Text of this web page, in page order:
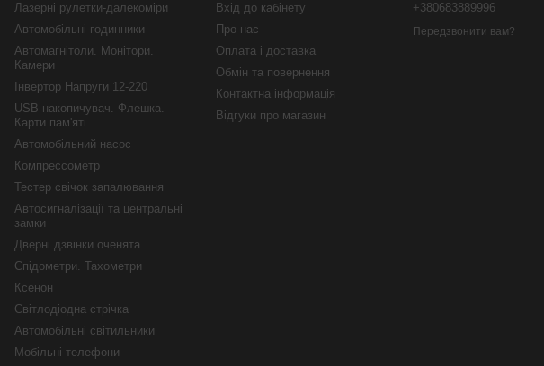
Лазерні рулетки-далекоміри
Автомобільні годинники
Автомагнітоли. Монітори.
Камери
Інвертор Напруги 12-220
USB накопичувач. Флешка.
Карти пам'яті
Автомобільний насос
Компрессометр
Тестер свічок запалювання
Автосигналізації та центральні
замки
Дверні дзвінки оченята
Спідометри. Тахометри
Ксенон
Світлодіодна стрічка
Автомобільні світильники
Мобільні телефони
Вхід до кабінету
Про нас
Оплата і доставка
Обмін та повернення
Контактна інформація
Відгуки про магазин
+380683889996
Передзвонити вам?